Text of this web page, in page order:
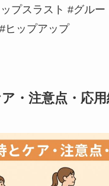
プスラスト #グル
ヒップアップ
・注意点・応